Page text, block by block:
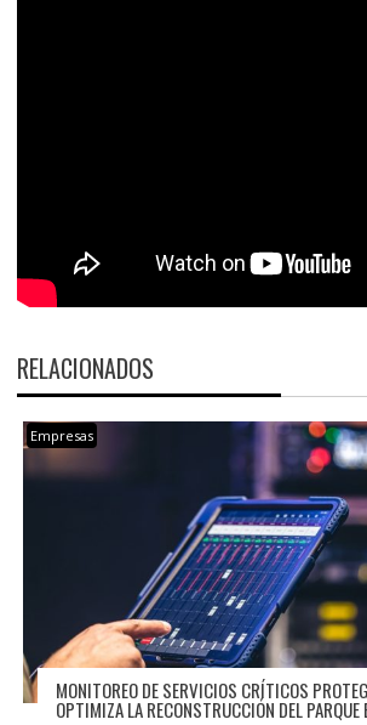
RELACIONADOS
Empresas
MONITOREO DE SERVICIOS CRÍTICOS
OPTIMIZA LA RECONSTRUCCIÓN DEL PARQUE